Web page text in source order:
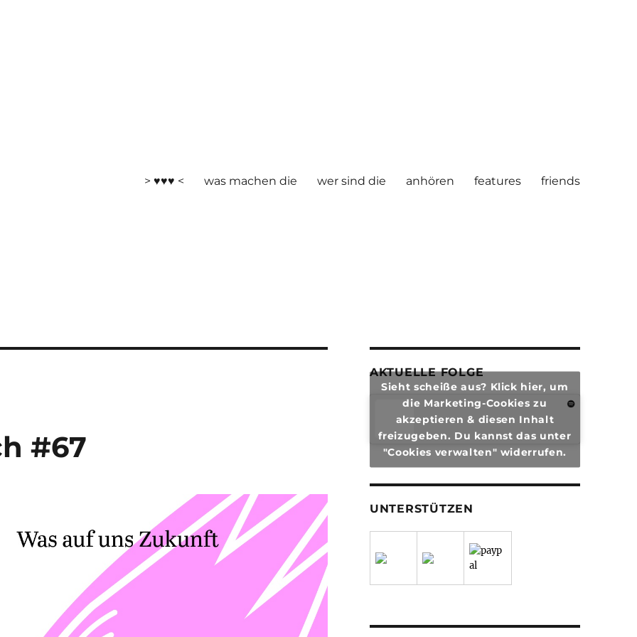
> ♥♥♥ < was machen die wer sind die anhören features friends
#67
AKTUELLE FOLGE
Sieht scheiße aus? Klick hier, um
die Marketing-Cookies zu
akzeptieren & diesen Inhalt
freizugeben. Du kannst das unter
"Cookies verwalten" widerrufen.
UNTERSTÜTZEN